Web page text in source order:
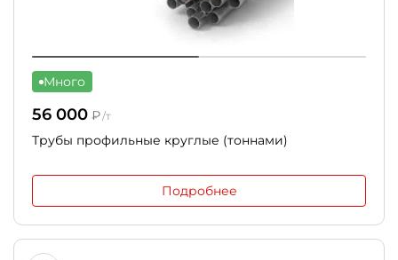
Много
56 000 ₽/т
Трубы профильные круглые (тоннами)
Подробнее